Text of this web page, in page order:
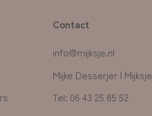
Contact
info@mijksje.nl
Mijke Desserjer | Mijksje
Tel: 06 43 25 85 52